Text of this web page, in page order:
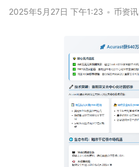
2025年5月27日 下午1:23 • 币资讯